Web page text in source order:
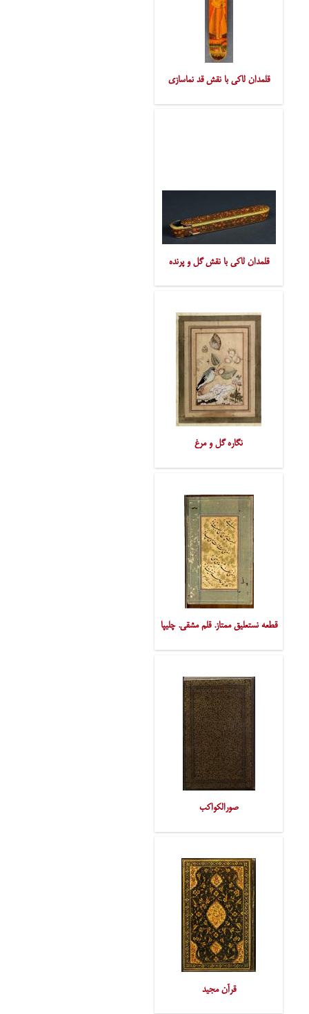
قلمدان لاکی با نقش قد نماسازی
قلمدان لاکی با نقش گل و پرنده
نگاره گل و مرغ
قطعه نستعلیق ممتاز. قلم مشقی. چلیپا
صورالکواکب
قرآن مجید